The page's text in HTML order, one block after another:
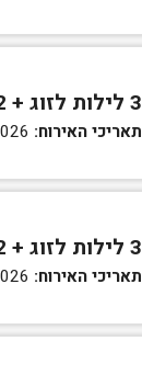
3 לילות לזוג + 2 ילדים ע"ב לינה וארוחת בוקר בחדר סופריור
תאריכי האירוח:
3 לילות לזוג + 2 ילדים ע"ב חצי פנסיון בחדר סופריור
תאריכי האירוח: